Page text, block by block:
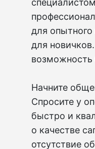
для
для
возможность
Начните
Спросите у
быстро и
о качестве
отсутствие